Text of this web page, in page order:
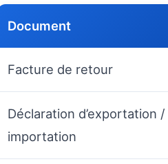
Document
Facture de retour
Déclaration d’exportation /
importation